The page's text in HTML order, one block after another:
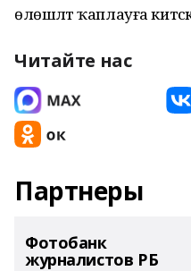
өлөшләтә ҡаплауға
Читайте нас
Партнеры
Фотобанк
журналистов РБ